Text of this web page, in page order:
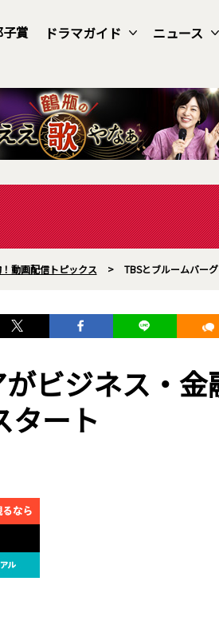
賞 ドラマガイド ニュース
動画配信トピックス > TBSとブルームバー
ビジネス・金
タート